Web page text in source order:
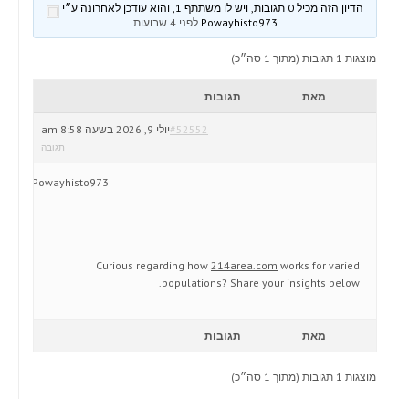
הדיון הזה מכיל 0 תגובות, ויש לו משתתף 1, והוא עודכן לאחרונה ע״י
לפני 4 שבועות .
מוצגות 1 תגובות (מתוך 1 סה״כ)
מאת תגובות
יולי 9, 2026 בשעה 8:58 am#52552
תגובה
Powayhisto973
Curious regarding how 214area.com works for varied
populations? Share your insights below.
מאת תגובות
מוצגות 1 תגובות (מתוך 1 סה״כ)